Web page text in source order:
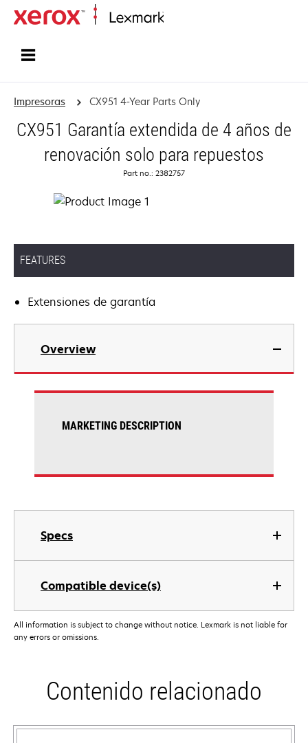
Impresoras CX951 4-Year Parts Only
CX951 Garantía extendida de 4 años de
renovación solo para repuestos
Part no.: 2382757
FEATURES
Extensiones de garantía
Overview
Specs
Compatible device(s)
MARKETING DESCRIPTION
All information is subject to change without notice. Lexmark is not liable for
any errors or omissions.
Contenido relacionado